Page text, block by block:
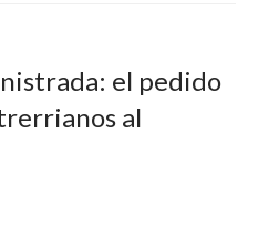
el pedido
al